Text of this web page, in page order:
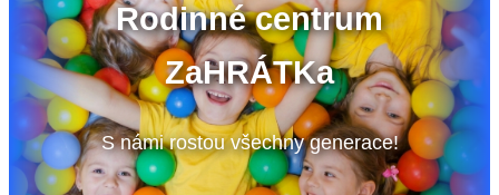
Rodinné centrum
ZaHRÁTKa
S námi rostou všechny generace!